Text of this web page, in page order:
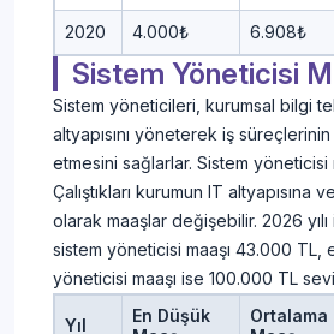
2020 4.000₺ 6.908₺
Sistem Yöneticisi
Sistem yöneticileri, kurumsal bilgi
altyapısını yöneterek iş
etmesini sağlarlar. Sistem yöneticisi
Çalıştıkları kurumun IT altyapısına
olarak maaşlar değişebilir. 2026
sistem yöneticisi maaşı 43.000 TL,
yöneticisi maaşı ise 100.000 TL
Yıl
En Düşük
Ortalama